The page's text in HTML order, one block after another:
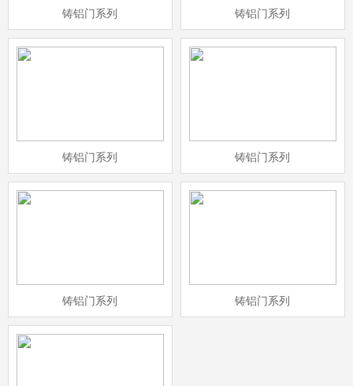
铸铝门系列 铸铝门系列
铸铝门系列 铸铝门系列
铸铝门系列 铸铝门系列